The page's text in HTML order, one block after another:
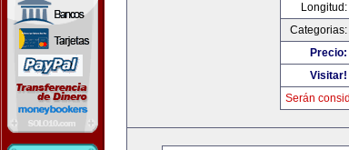
Longitud:
Categorias:
Precio:
Visitar!
Serán